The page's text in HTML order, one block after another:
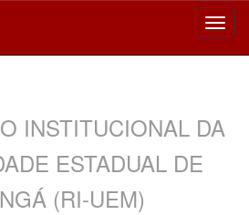
INSTITUCIONAL DA
ESTADUAL DE
(RI-UEM)